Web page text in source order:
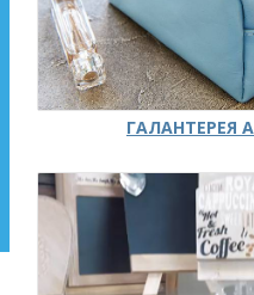
ГАЛАНТЕРЕЯ